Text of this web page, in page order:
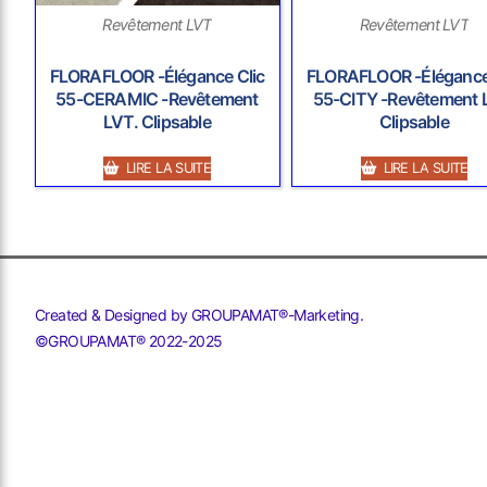
Revêtement LVT
FLORAFLOOR -Élégance Clic
55-CERAMIC -Revêtement
LVT. Clipsable
LIRE LA SUITE
Revêtement LVT
FLORAFLOOR -
55-CITY -Revêtement
Clipsable
LIRE LA SUITE
Created & Designed by GROUPAMAT®-Marketing.
©GROUPAMAT® 2022-2025